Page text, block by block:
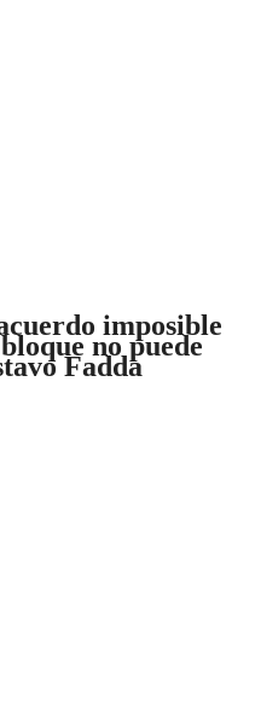
imposible
no puede
Fadda